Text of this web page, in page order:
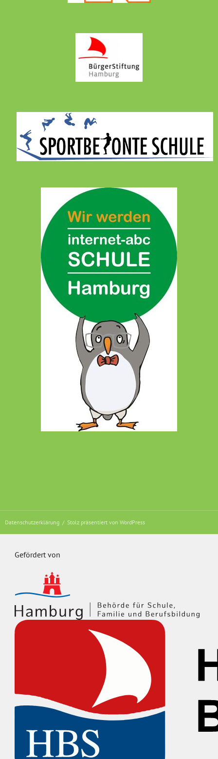
Datenschutzerklärung Stolz präsentiert von WordPress
Gefördert von